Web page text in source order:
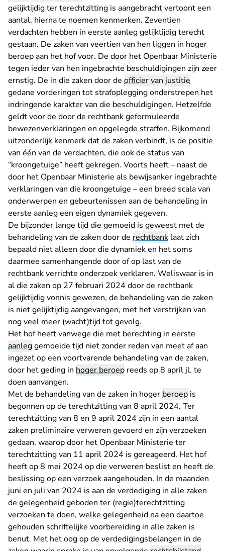
gelijktijdig ter terechtzitting is aangebracht vertoont een
aantal, hierna te noemen kenmerken. Zeventien
verdachten hebben in eerste aanleg gelijktijdig terecht
gestaan. De zaken van veertien van hen liggen in hoger
beroep aan het hof voor. De door het Openbaar Ministerie
tegen ieder van hen ingebrachte beschuldigingen zijn zeer
ernstig. De in die zaken door de officier van justitie
gedane vorderingen tot strafoplegging onderstrepen het
indringende karakter van die beschuldigingen. Hetzelfde
geldt voor de door de rechtbank geformuleerde
bewezenverklaringen en opgelegde straffen. Bijkomend
uitzonderlijk kenmerk dat de zaken verbindt, is de positie
van één van de verdachten, die ook de status van
“kroongetuige” heeft gekregen. Voorts heeft – naast de
door het Openbaar Ministerie als bewijsanker ingebrachte
verklaringen van die kroongetuige – een breed scala van
onderwerpen en gebeurtenissen aan de behandeling in
eerste aanleg een eigen dynamiek gegeven.
De bijzonder lange tijd die gemoeid is geweest met de
behandeling van de zaken door de rechtbank laat zich
bepaald niet alleen door die dynamiek en het soms
daarmee samenhangende door of op last van de
rechtbank verrichte onderzoek verklaren. Weliswaar is in
al die zaken op 27 februari 2024 door de rechtbank
gelijktijdig vonnis gewezen, de behandeling van de zaken
is niet gelijktijdig aangevangen, met het verstrijken van
nog veel meer (wacht)tijd tot gevolg.
Het hof heeft vanwege die met berechting in eerste
aanleggemoeide tijd niet zonder reden van meet af aan
ingezet op een voortvarende behandeling van de zaken,
door het geding in hoger beroep reeds op 8 april jl. te
doen aanvangen.
Met de behandeling van de zaken in hogerberoep is
begonnen op de terechtzitting van 8 april 2024. Ter
terechtzitting van 8 en 9 april 2024 zijn in een aantal
zaken preliminaire verweren gevoerd en zijn verzoeken
gedaan, waarop door het Openbaar Ministerie ter
terechtzitting van 11 april 2024 is gereageerd. Het hof
heeft op 8 mei 2024 op die verweren beslist en heeft de
beslissing op een verzoek aangehouden. In de maanden
juni en juli van 2024 is aan de verdediging in alle zaken
de gelegenheid geboden ter (regie)terechtzitting
verzoeken te doen, welke gelegenheid na een daartoe
gehouden schriftelijke voorbereiding in alle zaken is
benut. Met het oog op de verdedigingsbelangen in de